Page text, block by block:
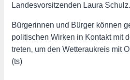
Landesvorsitzenden Laura Schulz.
Bürgerinnen und Bürger können
politischen Wirken in Kontakt mit
treten, um den Wetteraukreis mit
(ts)